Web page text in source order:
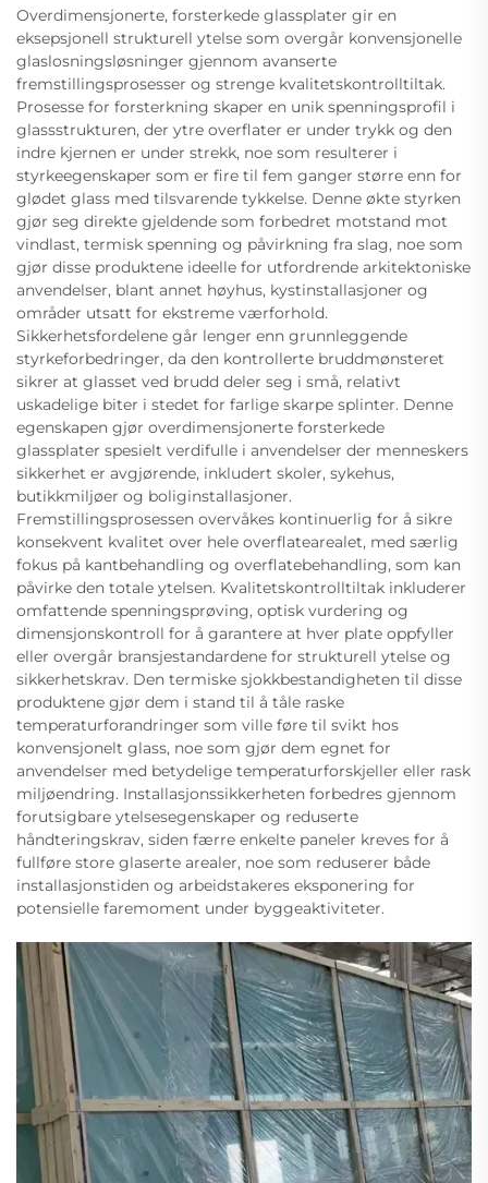
Overdimensjonerte, forsterkede glassplater gir en
eksepsjonell strukturell ytelse som overgår konvensjonelle
glaslosningsløsninger gjennom avanserte
fremstillingsprosesser og strenge kvalitetskontrolltiltak.
Prosesse for forsterkning skaper en unik spenningsprofil i
glassstrukturen, der ytre overflater er under trykk og den
indre kjernen er under strekk, noe som resulterer i
styrkeegenskaper som er fire til fem ganger større enn for
glødet glass med tilsvarende tykkelse. Denne økte styrken
gjør seg direkte gjeldende som forbedret motstand mot
vindlast, termisk spenning og påvirkning fra slag, noe som
gjør disse produktene ideelle for utfordrende arkitektoniske
anvendelser, blant annet høyhus, kystinstallasjoner og
områder utsatt for ekstreme værforhold.
Sikkerhetsfordelene går lenger enn grunnleggende
styrkeforbedringer, da den kontrollerte bruddmønsteret
sikrer at glasset ved brudd deler seg i små, relativt
uskadelige biter i stedet for farlige skarpe splinter. Denne
egenskapen gjør overdimensjonerte forsterkede
glassplater spesielt verdifulle i anvendelser der menneskers
sikkerhet er avgjørende, inkludert skoler, sykehus,
butikkmiljøer og boliginstallasjoner.
Fremstillingsprosessen overvåkes kontinuerlig for å sikre
konsekvent kvalitet over hele overflatearealet, med særlig
fokus på kantbehandling og overflatebehandling, som kan
påvirke den totale ytelsen. Kvalitetskontrolltiltak inkluderer
omfattende spenningsprøving, optisk vurdering og
dimensjonskontroll for å garantere at hver plate oppfyller
eller overgår bransjestandardene for strukturell ytelse og
sikkerhetskrav. Den termiske sjokkbestandigheten til disse
produktene gjør dem i stand til å tåle raske
temperaturforandringer som ville føre til svikt hos
konvensjonelt glass, noe som gjør dem egnet for
anvendelser med betydelige temperaturforskjeller eller rask
miljøendring. Installasjonssikkerheten forbedres gjennom
forutsigbare ytelsesegenskaper og reduserte
håndteringskrav, siden færre enkelte paneler kreves for å
fullføre store glaserte arealer, noe som reduserer både
installasjonstiden og arbeidstakeres eksponering for
potensielle faremoment under byggeaktiviteter.